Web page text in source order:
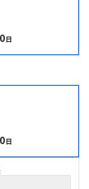
日
日